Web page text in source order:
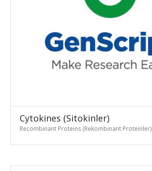
Cytokines (Sitokinler)
Recombinant Proteins (Rekombinant Proteinler)